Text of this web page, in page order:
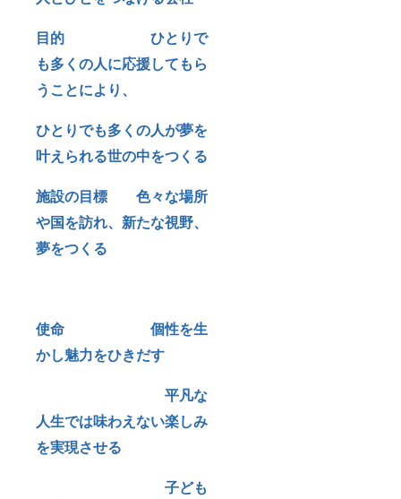
目的 ひとりで
も多くの人に応援してもら
うことにより、
ひとりでも多くの人が夢を
叶えられる世の中をつくる
施設の目標 色々な場所
や国を訪れ、新たな視野、
夢をつくる
使命 個性を生
かし魅力をひきだす
平凡な
人生では味わえない楽しみ
を実現させる
子ども